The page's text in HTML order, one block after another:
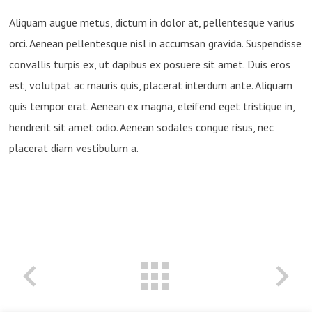
Aliquam augue metus, dictum in dolor at, pellentesque varius
orci. Aenean pellentesque nisl in accumsan gravida. Suspendisse
convallis turpis ex, ut dapibus ex posuere sit amet. Duis eros
est, volutpat ac mauris quis, placerat interdum ante. Aliquam
quis tempor erat. Aenean ex magna, eleifend eget tristique in,
hendrerit sit amet odio. Aenean sodales congue risus, nec
placerat diam vestibulum a.